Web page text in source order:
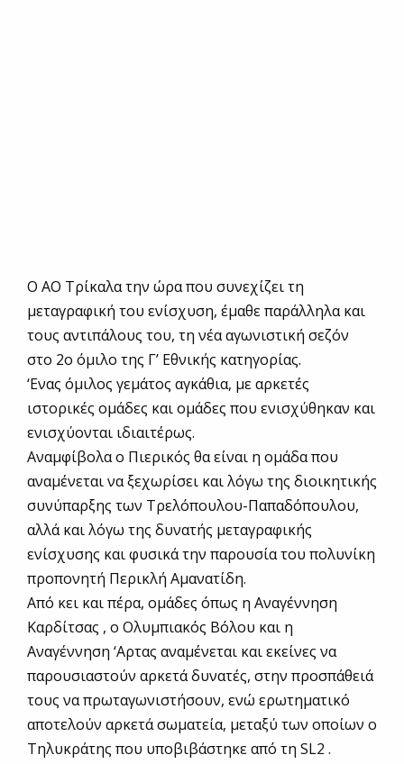
Ο ΑΟ Τρίκαλα την ώρα που συνεχίζει τη
μεταγραφική του ενίσχυση, έμαθε παράλληλα και
τους αντιπάλους του, τη νέα αγωνιστική σεζόν
στο 2ο όμιλο της Γ’ Εθνικής κατηγορίας.
‘Ενας όμιλος γεμάτος αγκάθια, με αρκετές
ιστορικές ομάδες και ομάδες που ενισχύθηκαν και
ενισχύονται ιδιαιτέρως.
Αναμφίβολα ο Πιερικός θα είναι η ομάδα που
αναμένεται να ξεχωρίσει και λόγω της διοικητικής
συνύπαρξης των Τρελόπουλου-Παπαδόπουλου,
αλλά και λόγω της δυνατής μεταγραφικής
ενίσχυσης και φυσικά την παρουσία του πολυνίκη
προπονητή Περικλή Αμανατίδη.
Από κει και πέρα, ομάδες όπως η Αναγέννηση
Καρδίτσας , ο Ολυμπιακός Βόλου και η
Αναγέννηση ‘Αρτας αναμένεται και εκείνες να
παρουσιαστούν αρκετά δυνατές, στην προσπάθειά
τους να πρωταγωνιστήσουν, ενώ ερωτηματικό
αποτελούν αρκετά σωματεία, μεταξύ των οποίων ο
Τηλυκράτης που υποβιβάστηκε από τη SL2 .